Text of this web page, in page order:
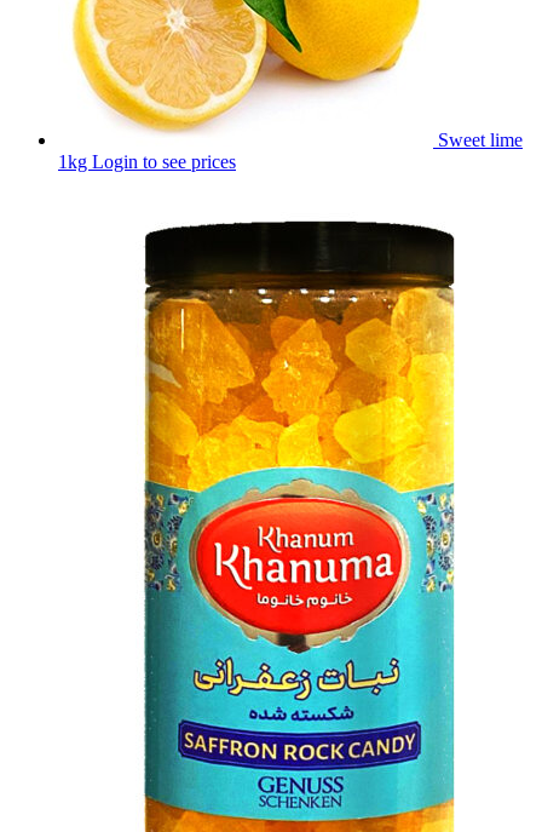
Sweet lime
1kg Login to see prices